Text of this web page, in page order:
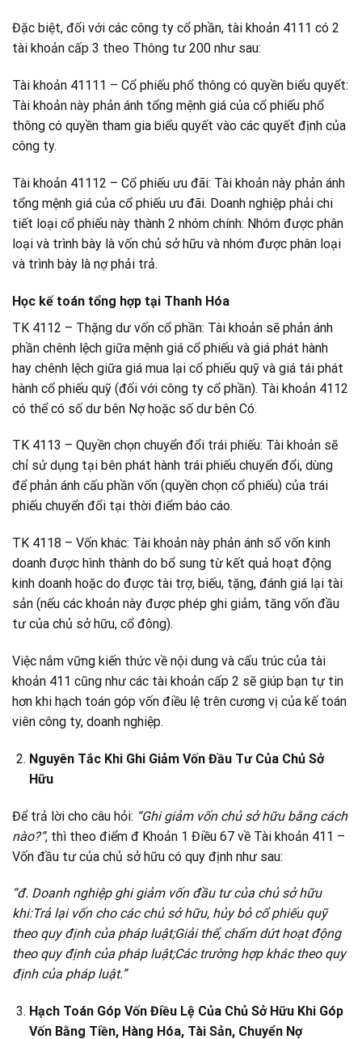
Đặc biệt, đối với các công ty cổ phần, tài khoản 4111 có 2
tài khoản cấp 3 theo Thông tư 200 như sau:
Tài khoản 41111 – Cổ phiếu phổ thông có quyền biểu quyết:
Tài khoản này phản ánh tổng mệnh giá của cổ phiếu phổ
thông có quyền tham gia biểu quyết vào các quyết định của
công ty.
Tài khoản 41112 – Cổ phiếu ưu đãi: Tài khoản này phản ánh
tổng mệnh giá của cổ phiếu ưu đãi. Doanh nghiệp phải chi
tiết loại cổ phiếu này thành 2 nhóm chính: Nhóm được phân
loại và trình bày là vốn chủ sở hữu và nhóm được phân loại
và trình bày là nợ phải trả.
Học kế toán tổng hợp tại Thanh Hóa
TK 4112 – Thặng dư vốn cổ phần: Tài khoản sẽ phản ánh
phần chênh lệch giữa mệnh giá cổ phiếu và giá phát hành
hay chênh lệch giữa giá mua lại cổ phiếu quỹ và giá tái phát
hành cổ phiếu quỹ (đối với công ty cổ phần). Tài khoản 4112
có thể có số dư bên Nợ hoặc số dư bên Có.
TK 4113 – Quyền chọn chuyển đổi trái phiếu: Tài khoản sẽ
chỉ sử dụng tại bên phát hành trái phiếu chuyển đổi, dùng
để phản ánh cấu phần vốn (quyền chọn cổ phiếu) của trái
phiếu chuyển đổi tại thời điểm báo cáo.
TK 4118 – Vốn khác: Tài khoản này phản ánh số vốn kinh
doanh được hình thành do bổ sung từ kết quả hoạt động
kinh doanh hoặc do được tài trợ, biếu, tặng, đánh giá lại tài
sản (nếu các khoản này được phép ghi giảm, tăng vốn đầu
tư của chủ sở hữu, cổ đông).
Việc nắm vững kiến thức về nội dung và cấu trúc của tài
khoản 411 cũng như các tài khoản cấp 2 sẽ giúp bạn tự tin
hơn khi hạch toán góp vốn điều lệ trên cương vị của kế toán
viên công ty, doanh nghiệp.
Nguyên Tắc Khi Ghi Giảm Vốn Đầu Tư Của Chủ Sở
Hữu
Để trả lời cho câu hỏi: “Ghi giảm vốn chủ sở hữu bằng cách
nào?”, thì theo điểm đ Khoản 1 Điều 67 về Tài khoản 411 –
Vốn đầu tư của chủ sở hữu có quy định như sau:
“đ. Doanh nghiệp ghi giảm vốn đầu tư của chủ sở hữu
khi:Trả lại vốn cho các chủ sở hữu, hủy bỏ cổ phiếu quỹ
theo quy định của pháp luật;Giải thể, chấm dứt hoạt động
theo quy định của pháp luật;Các trường hợp khác theo quy
định của pháp luật.”
Hạch Toán Góp Vốn Điều Lệ Của Chủ Sở Hữu Khi Góp
Vốn Bằng Tiền, Hàng Hóa, Tài Sản, Chuyển Nợ